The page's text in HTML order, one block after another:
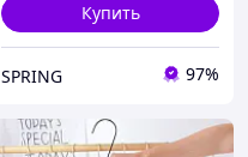
Купить
SPRING 97%